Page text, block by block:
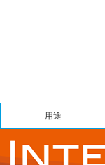
用途